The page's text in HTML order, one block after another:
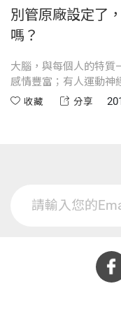
別管原廠設定了
嗎？
大腦，與每個人的特質
感情豐富；有人運動神
收藏 分享